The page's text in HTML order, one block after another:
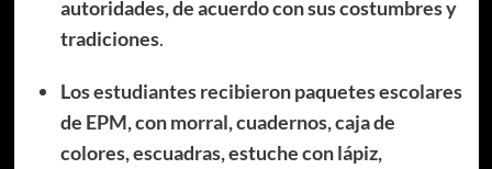
autoridades, de acuerdo con sus costumbres y
tradiciones.
Los estudiantes recibieron paquetes escolares
de EPM, con morral, cuadernos, caja de
colores, escuadras, estuche con lápiz,